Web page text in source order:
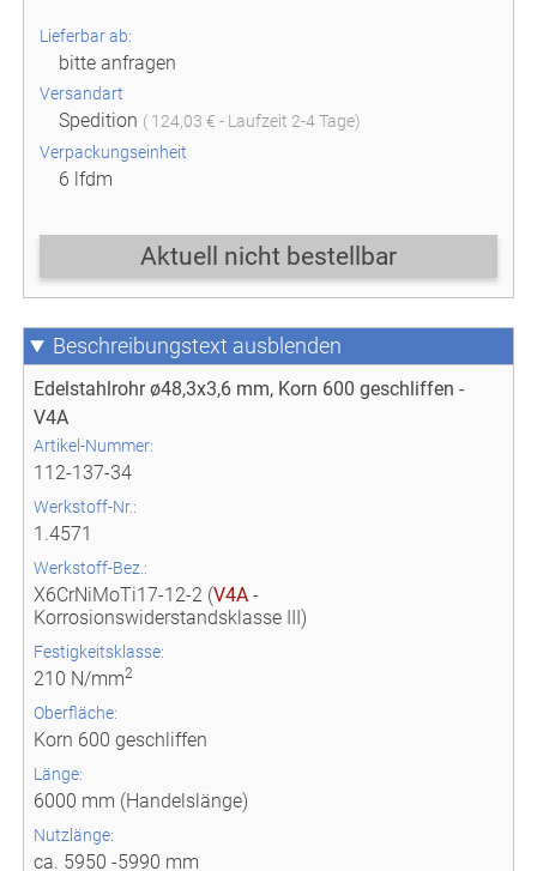
Lieferbar ab:
bitte anfragen
Versandart
Spedition ( 124,03 € - Laufzeit 2-4 Tage)
Verpackungseinheit
6 lfdm
Aktuell nicht bestellbar
Beschreibungstext
Edelstahlrohr ø48,3x3,6 mm, Korn 600 geschliffen -
V4A
Artikel-Nummer:
112-137-34
Werkstoff-Nr.:
1.4571
Werkstoff-Bez.:
X6CrNiMoTi17-12-2 (V4A -
Korrosionswiderstandsklasse III)
Festigkeitsklasse:
210 N/mm2
Oberfläche:
Korn 600 geschliffen
Länge:
6000 mm (Handelslänge)
Nutzlänge:
ca. 5950 -5990 mm